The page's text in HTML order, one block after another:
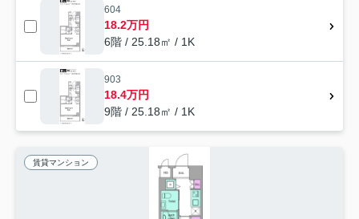
604
18.2万円
6階 / 25.18㎡ / 1K
903
18.4万円
9階 / 25.18㎡ / 1K
賃貸マンション